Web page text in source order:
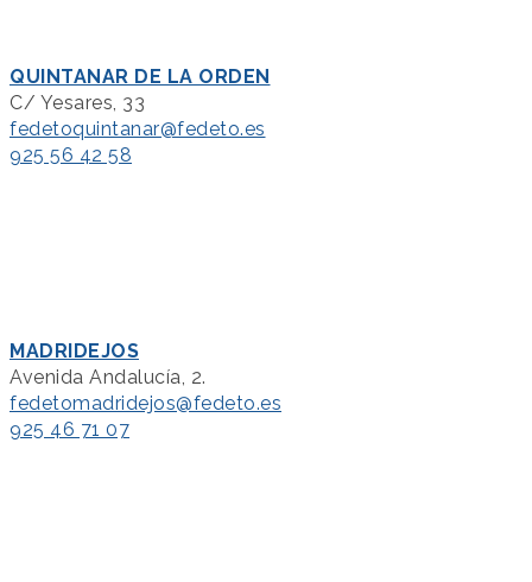
QUINTANAR DE LA ORDEN
C/ Yesares, 33
fedetoquintanar@fedeto.es
925 56 42 58
MADRIDEJOS
Avenida Andalucía, 2.
fedetomadridejos@fedeto.es
925 46 71 07